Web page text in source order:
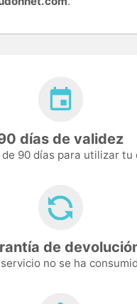
días de validez
de 90 días para utilizar tu
de
no se ha